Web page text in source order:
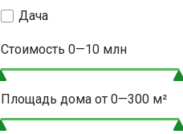
Дача
Стоимость 0—10млн
Площадь дома от 0—300м²